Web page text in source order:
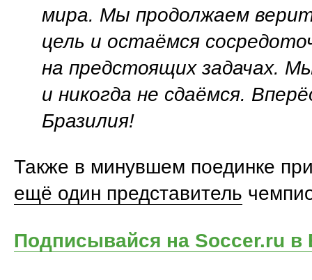
мира. Мы продолжаем
цель и остаёмся
на предстоящих задачах.
и никогда не сдаёмся.
Бразилия!
Также в минувшем поединке
ещё один представитель
Подписывайся на Soccer.ru в